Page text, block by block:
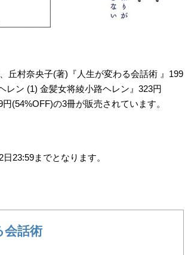
丘村奈央子(著)『人生が変わる会話術 』199
レン (1) 金髪女将綾小路ヘレン』323円
(54%OFF)の3冊が販売されています。
23:59までとなります。
会話術